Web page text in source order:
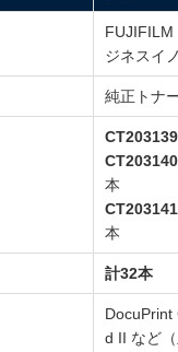
FUJIFILM
ジネスイ
純正トナ
CT203139
CT203140
本
CT203141
本
計32本
DocuPrint
d II など